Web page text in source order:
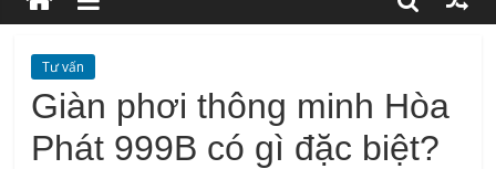
Tư vấn
Giàn phơi thông minh Hòa
Phát 999B có gì đặc biệt?